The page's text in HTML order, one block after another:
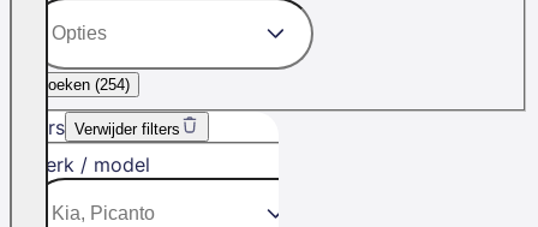
Zoeken (254)
Filters Verwijder filters
Merk / model